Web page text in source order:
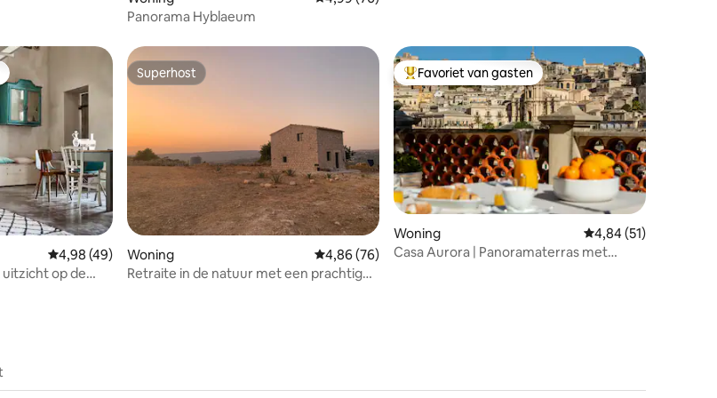
Panorama Hyblaeum
5, 11 recensies
Gemiddelde beoordeling van 4,98 uit 5, 49 recensies
4,98 (49)
uitzicht op de
Superhost
Superhost
Woning Gemiddelde beoordeling van 4,86 uit 5, 76 recensies
4,86 (76)
Retraite in de natuur met een prachtig
Topfavoriet van gasten
Favoriet van gasten
Woning Gemiddelde
4,84 (51)
Casa Aurora | Panoramaterras met